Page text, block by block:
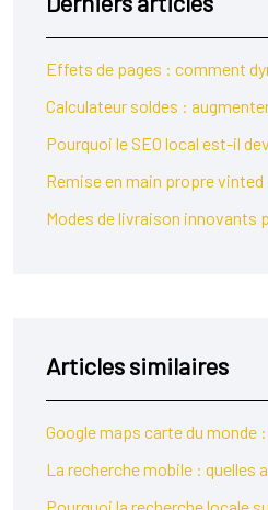
Effets de pages : comment
Calculateur soldes :
Pourquoi le SEO local est-il
Remise en main propre
Modes de livraison innovants
Articles similaires
Google maps carte du
La recherche mobile : quelles